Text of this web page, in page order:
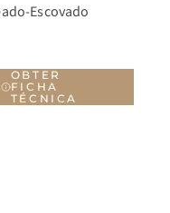
Escovado
OBTER
FICHA
TÉCNICA